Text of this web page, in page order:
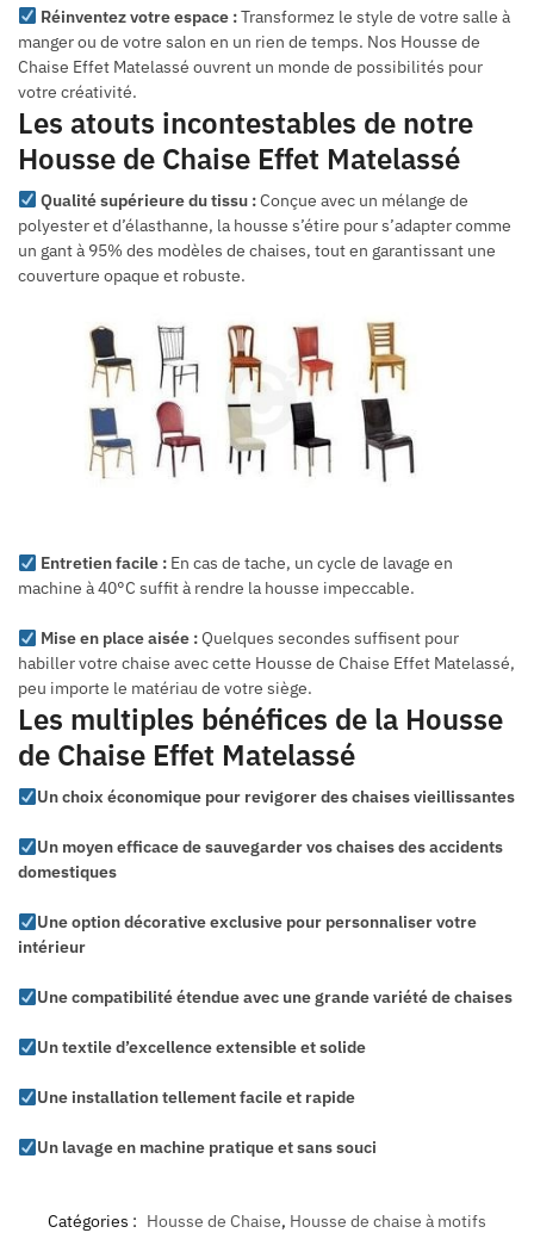
Réinventez votre espace :Transformez le style de votre salle à
manger ou de votre salon en un rien de temps. Nos Housse de
Chaise Effet Matelassé ouvrent un monde de possibilités pour
votre créativité.
Les atouts incontestables de notre
Housse de Chaise Effet Matelassé
Qualité supérieure du tissu :Conçue avec un mélange de
polyester et d’élasthanne, la housse s’étire pour s’adapter comme
un gant à 95% des modèles de chaises, tout en garantissant une
couverture opaque et robuste.
Entretien facile :En cas de tache, un cycle de lavage en
machine à 40°C suffit à rendre la housse impeccable.
Mise en place aisée :Quelques secondes suffisent pour
habiller votre chaise avec cette Housse de Chaise Effet Matelassé,
peu importe le matériau de votre siège.
Les multiples bénéfices de la Housse
de Chaise Effet Matelassé
Un choix économique pour revigorer des chaises vieillissantes
Un moyen efficace de sauvegarder vos chaises des accidents
domestiques
Une option décorative exclusive pour personnaliser votre
intérieur
Une compatibilité étendue avec une grande variété de chaises
Un textile d’excellence extensible et solide
Une installation tellement facile et rapide
Un lavage en machine pratique et sans souci
Catégories : Housse de Chaise, Housse de chaise à motifs